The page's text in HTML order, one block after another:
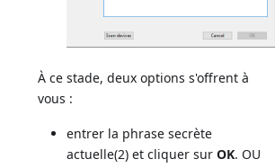
À ce stade, deux options s'offrent à
vous :
entrer la phrase secrète
actuelle(2) et cliquer surOK. OU